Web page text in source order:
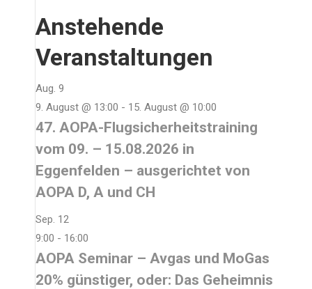
Anstehende
Veranstaltungen
Aug. 9
9. August @ 13:00 - 15. August @ 10:00
47. AOPA-Flugsicherheitstraining
vom 09. – 15.08.2026 in
Eggenfelden – ausgerichtet von
AOPA D, A und CH
Sep. 12
9:00 - 16:00
AOPA Seminar – Avgas und MoGas
20% günstiger, oder: Das Geheimnis